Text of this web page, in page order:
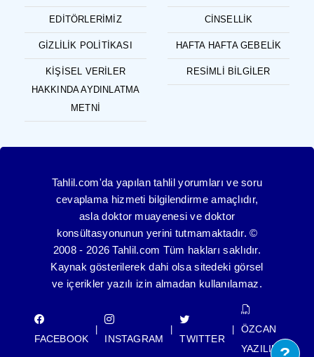
EDITÖRLERIMIZ
GIZLILIK POLITIKASI
KIŞISEL VERILER
HAKKINDA AYDINLATMA
METNI
CINSELLIK
HAFTA HAFTA GEBELIK
RESIMLI BILGILER
Tahlil.com'da yapılan tahlil yorumları ve soru
cevaplama hizmeti bilgilendirme amaçlıdır,
asla doktor muayenesi ve doktor
konsültasyonunun yerini tutmamaktadır. ©
2008 - 2026 Tahlil.com Tüm hakları saklıdır.
Kaynak gösterilerek dahi olsa sitedeki görsel
ve içerikler yazılı izin almadan kullanılamaz.
FACEBOOK
|
INSTAGRAM
|
TWITTER
|
ÖZCAN
YAZILIM